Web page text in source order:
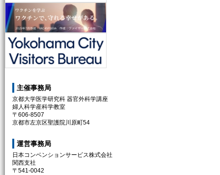
ファイザー株式会社
Yokohama City Visitors Bureau
主催事務局
京都大学医学研究科 器官外科学講座
婦人科学産科学教室
〒606-8507
京都市左京区聖護院川原町54
運営事務局
日本コンベンションサービス株式会社
関西支社
〒541-0042